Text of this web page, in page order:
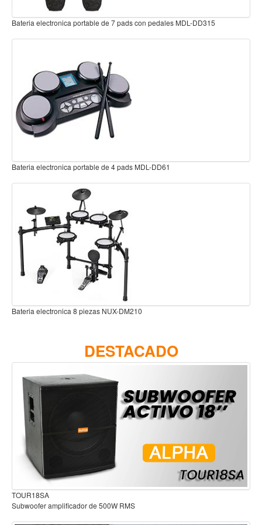
Teclado Digital
Controladores
Fundas
Amplificadores
Accesorios
Arco
Violin
Cello
Contrabajo
Fundas y estuches
Accesorios
Viento
Cornetas y cornos
Flauta y pitos
Melodica
Saxofon
Trompeta
Otros instrumentos de viento
Cañuelas
de 7 pads con pedales MDL-DD315
de 4 pads MDL-DD61
NUX-DM210
Bateria electronica 9 piezas
Bateria Electronica 8 piezas
DESTACADO
de 500W RMS